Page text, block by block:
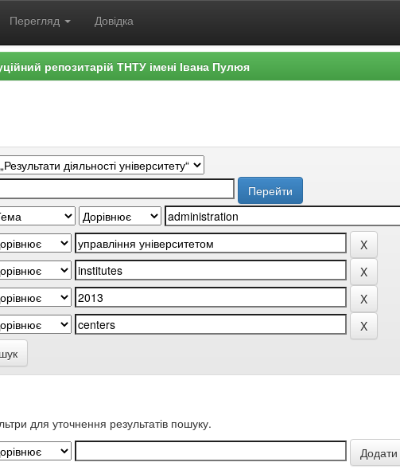
Перегляд Довідка
репозитарій ТНТУ імені Івана Пулюя
для уточнення результатів пошуку.